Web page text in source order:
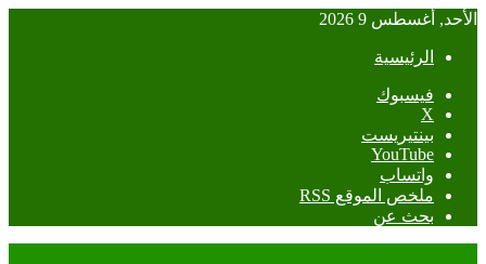
الأحد, أغسطس 9 2026
الرئيسية
فيسبوك
‫X
بينتيريست
‫YouTube
واتساب
ملخص الموقع RSS
بحث عن